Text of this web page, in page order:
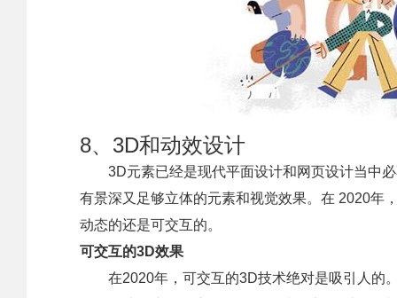
8、3D和动效设计
3D元素已经是现代平面设计和网页设计当中
有景深又足够立体的元素和视觉效果。在 2020
动态的还是可交互的。
可交互的3D效果
在2020年，可交互的3D技术绝对是吸引人的